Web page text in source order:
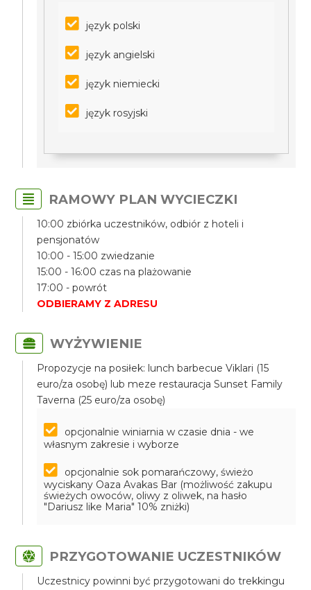
język polski
język angielski
język niemiecki
język rosyjski
RAMOWY PLAN WYCIECZKI
10:00 zbiórka uczestników, odbiór z hoteli i
pensjonatów
10:00 - 15:00 zwiedzanie
15:00 - 16:00 czas na plażowanie
17:00 - powrót
ODBIERAMY Z ADRESU
WYŻYWIENIE
Propozycje na posiłek: lunch barbecue Viklari (15
euro/za osobę) lub meze restauracja Sunset Family
Taverna (25 euro/za osobę)
opcjonalnie winiarnia w czasie dnia - we
własnym zakresie i wyborze
opcjonalnie sok pomarańczowy, świeżo
wyciskany Oaza Avakas Bar (możliwość zakupu
świeżych owoców, oliwy z oliwek, na hasło
"Dariusz like Maria" 10% zniżki)
PRZYGOTOWANIE UCZESTNIKÓW
Uczestnicy powinni być przygotowani do trekkingu